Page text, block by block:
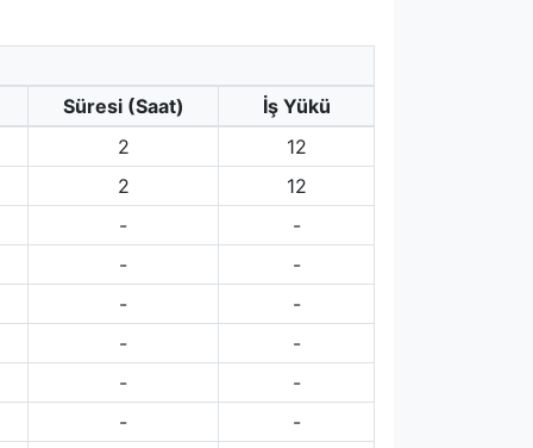
Süresi (Saat)
İş Yükü
2
12
2
12
-
-
-
-
-
-
-
-
-
-
-
-